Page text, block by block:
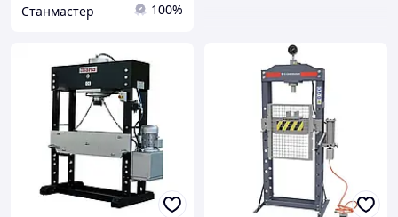
Станмастер 100%